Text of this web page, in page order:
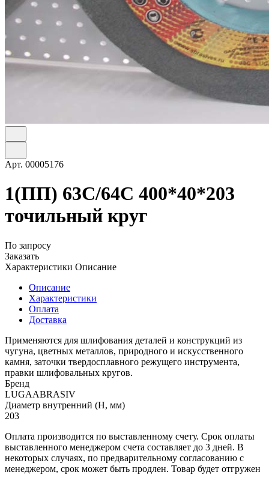
Арт. 00005176
1(ПП) 63С/64C 400*40*203
точильный круг
По запросу
Заказать
Характеристики Описание
Описание
Характеристики
Оплата
Доставка
Применяются для шлифования деталей и конструкций из
чугуна, цветных металлов, природного и искусственного
камня, заточки твердосплавного режущего инструмента,
правки шлифовальных кругов.
Бренд
LUGAABRASIV
Диаметр внутренний (H, мм)
203
Оплата производится по выставленному счету. Срок оплаты
выставленного менеджером счета составляет до 3 дней. В
некоторых случаях, по предварительному согласованию с
менеджером, срок может быть продлен. Товар будет отгружен